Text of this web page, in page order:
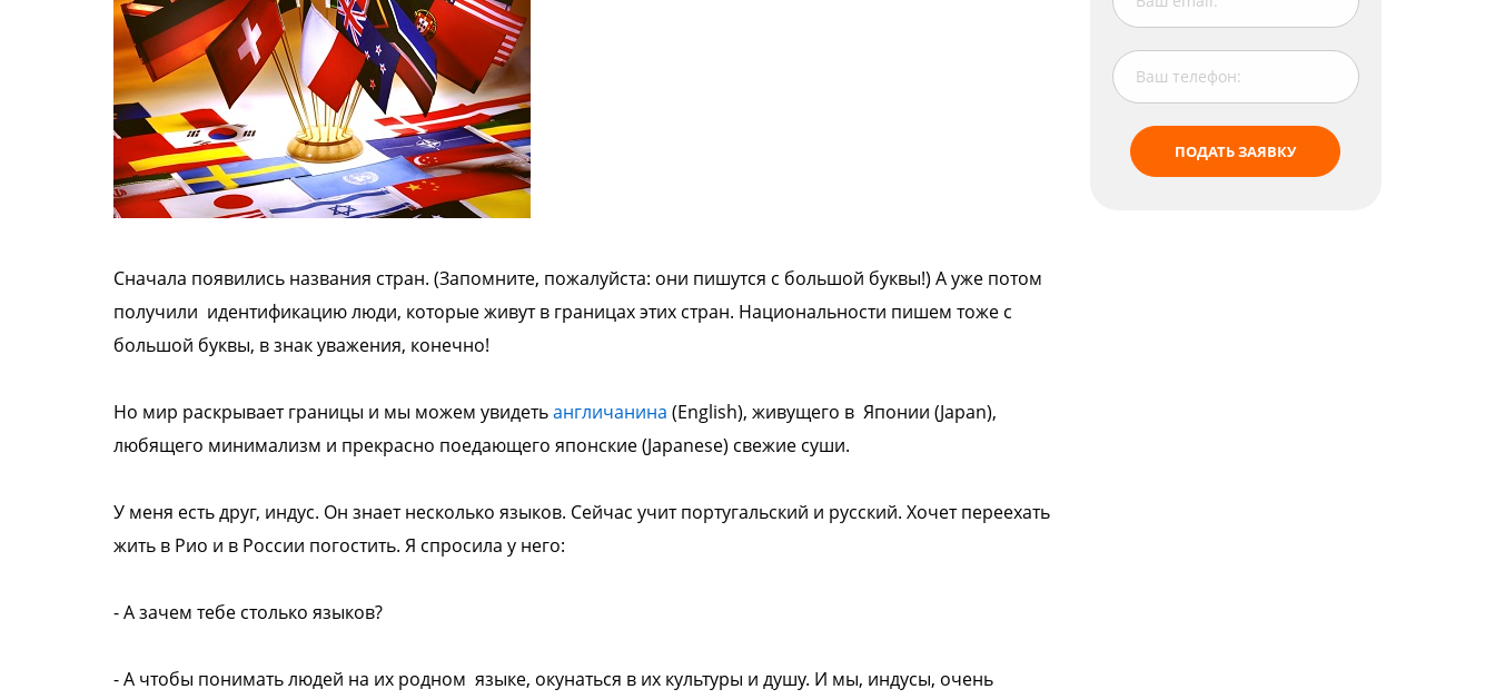
ПОДАТЬ ЗАЯВКУ
Сначала появились названия стран. (Запомните, пожалуйста: они пишутся с большой буквы!) А уже потом
получили идентификацию люди, которые живут в границах этих стран. Национальности пишем тоже с
большой буквы, в знакуважения, конечно!
Но мир раскрывает границы и мы можем увидетьангличанина (English), живущего в Японии (Japan),
любящего минимализм и прекрасно поедающего японские (Japanese) свежие суши.
У меня есть друг, индус. Он знает несколько языков. Сейчас учит португальский и русский. Хочет переехать
жить в Рио и в России погостить. Я спросила у него:
- Азачем тебе столько языков?
- А чтобы понимать людей на их родном языке, окунаться в их культуры и душу. И мы, индусы, очень